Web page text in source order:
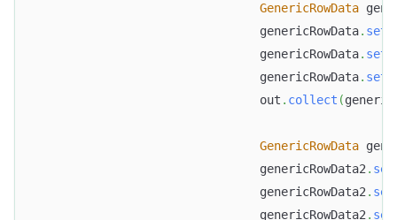
GenericRowData
                                genericRowData
.
                                genericRowData
.
                                genericRowData
.
                                out
. collect (
GenericRowData
                                genericRowData2
.
                                genericRowData2
.
                                genericRowData2
.